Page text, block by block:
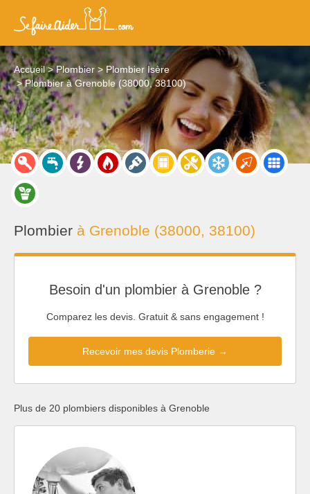
Accueil Plombier
Plombier Isère
Plombier à Grenoble (38000, 38100)
Plombier à Grenoble (38000, 38100)
Besoin d'un plombier à Grenoble ?
Comparez les devis. Gratuit & sans engagement !
Recevoir mes devis Plomberie →
Plus de 20 plombiers disponibles à Grenoble